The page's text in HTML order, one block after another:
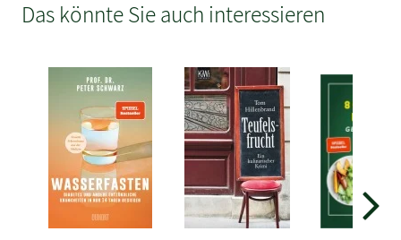
Das könnte Sie auch interessieren